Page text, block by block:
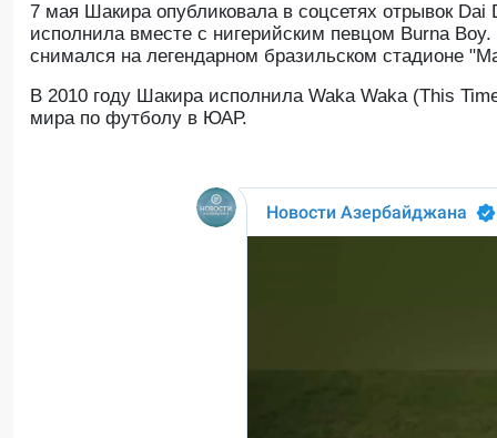
7 мая Шакира опубликовала в соцсетях отрывок
исполнила вместе с нигерийским певцом Burna
снимался на легендарном бразильском стадионе
В 2010 году Шакира исполнила Waka Waka (This
мира по футболу в ЮАР.